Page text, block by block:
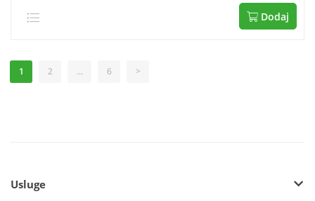
Dodaj
1 2 ... 6 >
Usluge